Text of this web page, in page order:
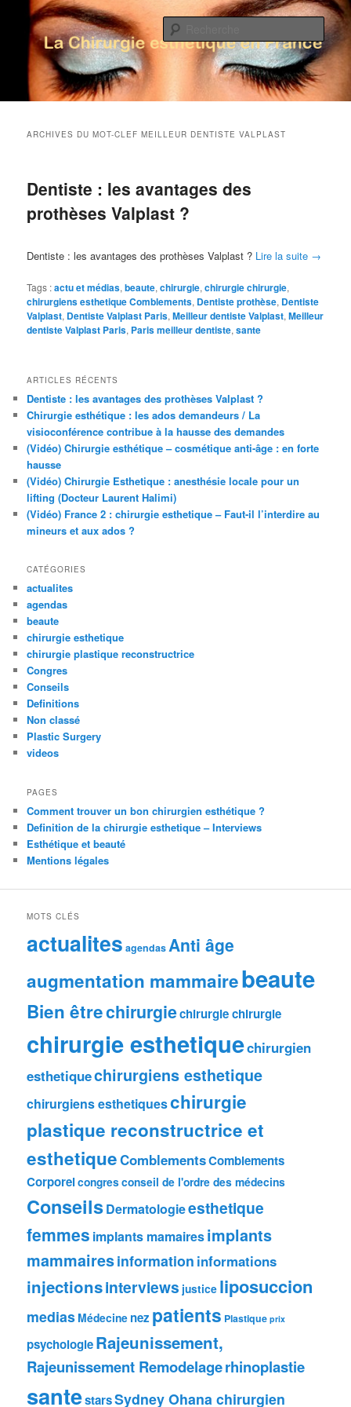
La Chirurgie Esthétique en France
ARCHIVES DU MOT-CLEFMEILLEUR DENTISTE VALPLAST
Dentiste : les avantages des
prothèses Valplast ?
Dentiste : les avantages des prothèses Valplast ? Lire la suite →
Tags :actu et médias,beaute,chirurgie,chirurgie chirurgie,
chirurgiens esthetique Comblements, Dentiste prothèse, Dentiste
Valplast, Dentiste Valplast Paris,Meilleur dentiste Valplast,Meilleur
dentiste Valplast Paris, Paris meilleur dentiste,sante
ARTICLES RÉCENTS
Dentiste : les avantages des prothèses Valplast ?
Chirurgie esthétique : les ados demandeurs / La
visioconférence contribue à la hausse des demandes
(Vidéo) Chirurgie esthétique – cosmétique anti-âge : en forte
hausse
(Vidéo) Chirurgie Esthetique : anesthésie locale pour un
lifting (Docteur Laurent Halimi)
(Vidéo) France 2 : chirurgie esthetique – Faut-il l’interdire au
mineurs et aux ados ?
CATÉGORIES
actualites
agendas
beaute
chirurgie esthetique
chirurgie plastique reconstructrice
Congres
Conseils
Definitions
Non classé
Plastic Surgery
videos
PAGES
Comment trouver un bon chirurgien esthétique ?
Definition de la chirurgie esthetique – Interviews
Esthétique et beauté
Mentions légales
MOTS CLÉS
actualites agendasAnti âge
augmentation mammairebeaute
Bien êtrechirurgiechirurgie chirurgie
chirurgie esthetiquechirurgien
esthetiquechirurgiens esthetique
chirurgiens esthetiqueschirurgie
plastique reconstructrice et
esthetiqueComblementsComblements
Corporelcongresconseil de l'ordre des médecins
ConseilsDermatologieesthetique
femmes implants mamairesimplants
mammairesinformation informations
injectionsinterviews justice liposuccion
medias Médecine nez patients Plastique prix
psychologieRajeunissement,
Rajeunissement Remodelagerhinoplastie
santestarsSydney Ohana chirurgien